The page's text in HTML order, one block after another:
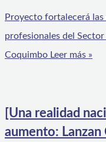
Proyecto fortalecerá
profesionales del
Coquimbo Leer más »
[Una realidad
aumento: Lanzan